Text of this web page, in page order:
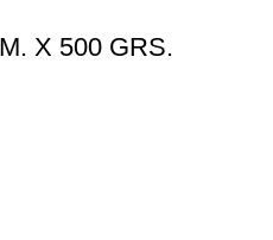
X 500 GRS.